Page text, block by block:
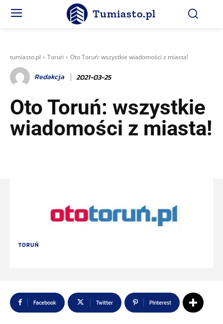
Tumiasto.pl
tumiasto.pl Toruń Oto Toruń: wszystkie wiadomości z miasta!
Redakcja 2021-03-25
Oto Toruń: wszystkie
wiadomości z miasta!
TORUŃ
Facebook Twitter Pinterest